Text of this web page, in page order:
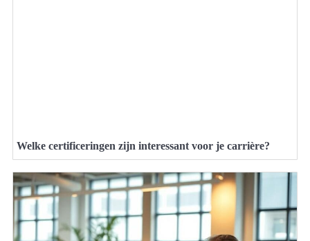
Welke certificeringen zijn interessant voor je carrière?